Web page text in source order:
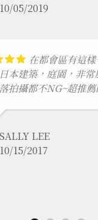
陳舒雯
食物美
好 適合拍照打卡
YI-SYUAN LIN
6/10/2020